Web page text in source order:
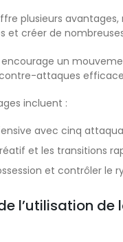
plusieurs
et créer de
un
attaques
incluent :
avec cinq
et les transitions
et contrôler le
l’utilisation